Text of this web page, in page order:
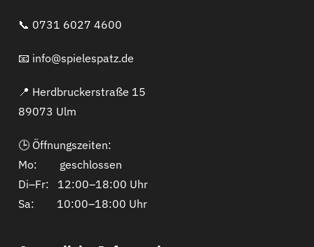
📞 0731 6027 4600
📧 info@spielespatz.de
📍 Herdbruckerstraße 15
89073 Ulm
🕒 Öffnungszeiten:
Mo: geschlossen
Di–Fr: 12:00–18:00 Uhr
Sa: 10:00–18:00 Uhr